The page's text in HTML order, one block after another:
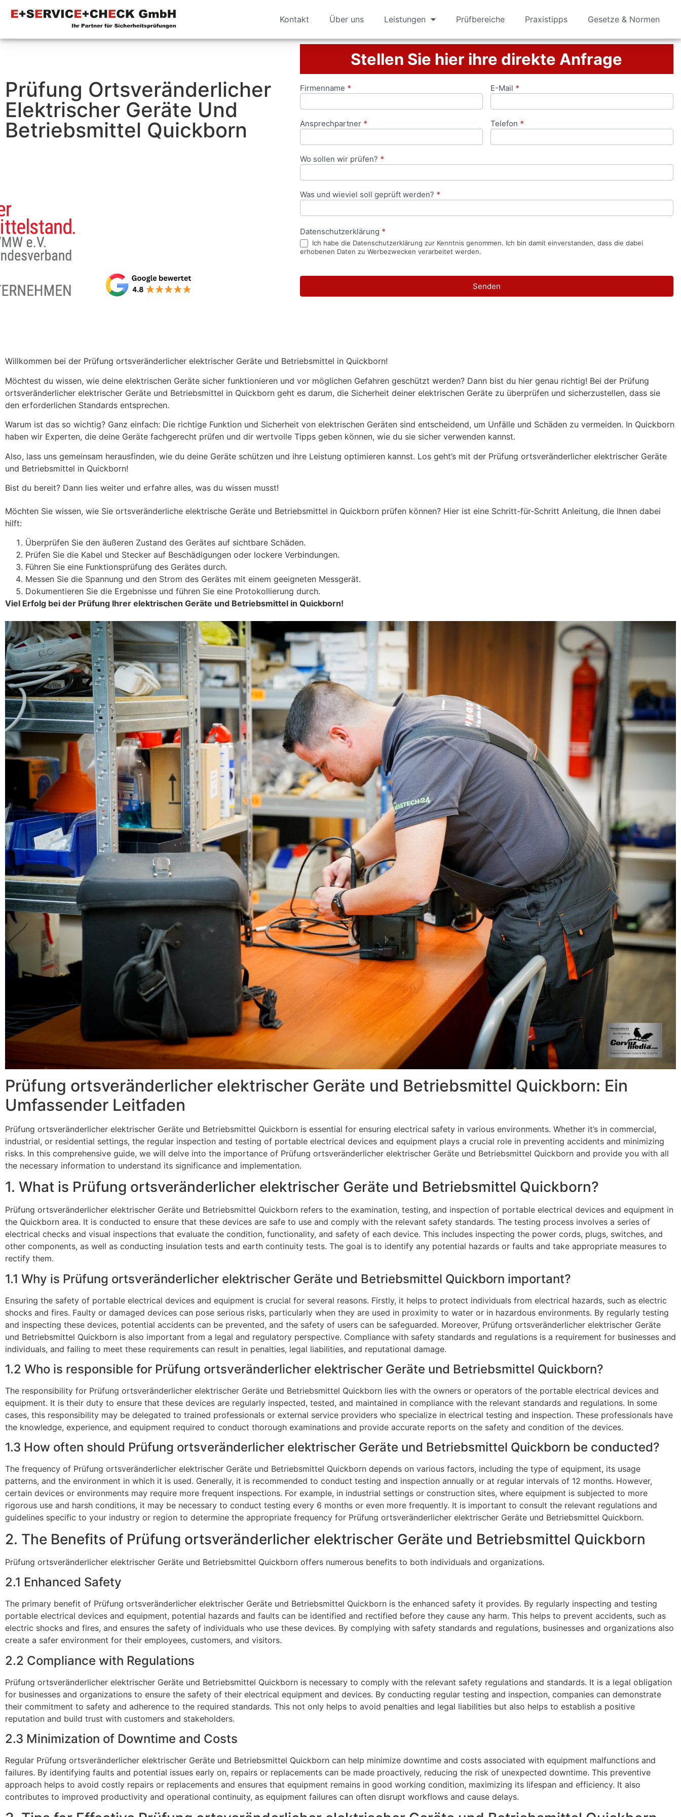
Kontakt Über uns Leistungen Prüfbereiche Praxistipps Gesetze & Normen
Prüfung Ortsveränderlicher
Elektrischer Geräte Und
Betriebsmittel Quickborn
Stellen Sie hier ihre direkte Anfrage
Anfrageformular
Firmenname * E-Mail *
Ansprechpartner * Telefon *
Wo sollen wir prüfen? *
Was und wieviel soll geprüft werden? *
Datenschutzerklärung *
Ich habe die Datenschutzerklärung zur Kenntnis genommen. Ich bin damit einverstanden, dass die dabei
erhobenen Daten zu Werbezwecken verarbeitet werden.
Senden
Willkommen bei der Prüfung ortsveränderlicher elektrischer Geräte und Betriebsmittel in Quickborn!
Möchtest du wissen, wie deine elektrischen Geräte sicher funktionieren und vor möglichen Gefahren geschützt werden? Dann bist du hier genau richtig! Bei der Prüfung
ortsveränderlicher elektrischer Geräte und Betriebsmittel in Quickborn geht es darum, die Sicherheit deiner elektrischen Geräte zu überprüfen und sicherzustellen, dass sie
den erforderlichen Standards entsprechen.
Warum ist das so wichtig? Ganz einfach: Die richtige Funktion und Sicherheit von elektrischen Geräten sind entscheidend, um Unfälle und Schäden zu vermeiden. In Quickborn
haben wir Experten, die deine Geräte fachgerecht prüfen und dir wertvolle Tipps geben können, wie du sie sicher verwenden kannst.
Also, lass uns gemeinsam herausfinden, wie du deine Geräte schützen und ihre Leistung optimieren kannst. Los geht’s mit der Prüfung ortsveränderlicher elektrischer Geräte
und Betriebsmittel in Quickborn!
Bist du bereit? Dann lies weiter und erfahre alles, was du wissen musst!
Möchten Sie wissen, wie Sie ortsveränderliche elektrische Geräte und Betriebsmittel in Quickborn prüfen können? Hier ist eine Schritt-für-Schritt Anleitung, die Ihnen dabei
hilft:
Überprüfen Sie den äußeren Zustand des Gerätes auf sichtbare Schäden.
Prüfen Sie die Kabel und Stecker auf Beschädigungen oder lockere Verbindungen.
Führen Sie eine Funktionsprüfung des Gerätes durch.
Messen Sie die Spannung und den Strom des Gerätes mit einem geeigneten Messgerät.
Dokumentieren Sie die Ergebnisse und führen Sie eine Protokollierung durch.
Viel Erfolg bei der Prüfung Ihrer elektrischen Geräte und Betriebsmittel in Quickborn!
Prüfung ortsveränderlicher elektrischer Geräte und Betriebsmittel Quickborn: Ein
Umfassender Leitfaden
Prüfung ortsveränderlicher elektrischer Geräte und Betriebsmittel Quickborn is essential for ensuring electrical safety in various environments. Whether it’s in commercial,
industrial, or residential settings, the regular inspection and testing of portable electrical devices and equipment plays a crucial role in preventing accidents and minimizing
risks. In this comprehensive guide, we will delve into the importance of Prüfung ortsveränderlicher elektrischer Geräte und Betriebsmittel Quickborn and provide you with all
the necessary information to understand its significance and implementation.
1. What is Prüfung ortsveränderlicher elektrischer Geräte und Betriebsmittel Quickborn?
Prüfung ortsveränderlicher elektrischer Geräte und Betriebsmittel Quickborn refers to the examination, testing, and inspection of portable electrical devices and equipment in
the Quickborn area. It is conducted to ensure that these devices are safe to use and comply with the relevant safety standards. The testing process involves a series of
electrical checks and visual inspections that evaluate the condition, functionality, and safety of each device. This includes inspecting the power cords, plugs, switches, and
other components, as well as conducting insulation tests and earth continuity tests. The goal is to identify any potential hazards or faults and take appropriate measures to
rectify them.
1.1 Why is Prüfung ortsveränderlicher elektrischer Geräte und Betriebsmittel Quickborn important?
Ensuring the safety of portable electrical devices and equipment is crucial for several reasons. Firstly, it helps to protect individuals from electrical hazards, such as electric
shocks and fires. Faulty or damaged devices can pose serious risks, particularly when they are used in proximity to water or in hazardous environments. By regularly testing
and inspecting these devices, potential accidents can be prevented, and the safety of users can be safeguarded. Moreover, Prüfung ortsveränderlicher elektrischer Geräte
und Betriebsmittel Quickborn is also important from a legal and regulatory perspective. Compliance with safety standards and regulations is a requirement for businesses and
individuals, and failing to meet these requirements can result in penalties, legal liabilities, and reputational damage.
1.2 Who is responsible for Prüfung ortsveränderlicher elektrischer Geräte und Betriebsmittel Quickborn?
The responsibility for Prüfung ortsveränderlicher elektrischer Geräte und Betriebsmittel Quickborn lies with the owners or operators of the portable electrical devices and
equipment. It is their duty to ensure that these devices are regularly inspected, tested, and maintained in compliance with the relevant standards and regulations. In some
cases, this responsibility may be delegated to trained professionals or external service providers who specialize in electrical testing and inspection. These professionals have
the knowledge, experience, and equipment required to conduct thorough examinations and provide accurate reports on the safety and condition of the devices.
1.3 How often should Prüfung ortsveränderlicher elektrischer Geräte und Betriebsmittel Quickborn be conducted?
The frequency of Prüfung ortsveränderlicher elektrischer Geräte und Betriebsmittel Quickborn depends on various factors, including the type of equipment, its usage
patterns, and the environment in which it is used. Generally, it is recommended to conduct testing and inspection annually or at regular intervals of 12 months. However,
certain devices or environments may require more frequent inspections. For example, in industrial settings or construction sites, where equipment is subjected to more
rigorous use and harsh conditions, it may be necessary to conduct testing every 6 months or even more frequently. It is important to consult the relevant regulations and
guidelines specific to your industry or region to determine the appropriate frequency for Prüfung ortsveränderlicher elektrischer Geräte und Betriebsmittel Quickborn.
2. The Benefits of Prüfung ortsveränderlicher elektrischer Geräte und Betriebsmittel Quickborn
Prüfung ortsveränderlicher elektrischer Geräte und Betriebsmittel Quickborn offers numerous benefits to both individuals and organizations.
2.1 Enhanced Safety
The primary benefit of Prüfung ortsveränderlicher elektrischer Geräte und Betriebsmittel Quickborn is the enhanced safety it provides. By regularly inspecting and testing
portable electrical devices and equipment, potential hazards and faults can be identified and rectified before they cause any harm. This helps to prevent accidents, such as
electric shocks and fires, and ensures the safety of individuals who use these devices. By complying with safety standards and regulations, businesses and organizations also
create a safer environment for their employees, customers, and visitors.
2.2 Compliance with Regulations
Prüfung ortsveränderlicher elektrischer Geräte und Betriebsmittel Quickborn is necessary to comply with the relevant safety regulations and standards. It is a legal obligation
for businesses and organizations to ensure the safety of their electrical equipment and devices. By conducting regular testing and inspection, companies can demonstrate
their commitment to safety and adherence to the required standards. This not only helps to avoid penalties and legal liabilities but also helps to establish a positive
reputation and build trust with customers and stakeholders.
2.3 Minimization of Downtime and Costs
Regular Prüfung ortsveränderlicher elektrischer Geräte und Betriebsmittel Quickborn can help minimize downtime and costs associated with equipment malfunctions and
failures. By identifying faults and potential issues early on, repairs or replacements can be made proactively, reducing the risk of unexpected downtime. This preventive
approach helps to avoid costly repairs or replacements and ensures that equipment remains in good working condition, maximizing its lifespan and efficiency. It also
contributes to improved productivity and operational continuity, as equipment failures can often disrupt workflows and cause delays.